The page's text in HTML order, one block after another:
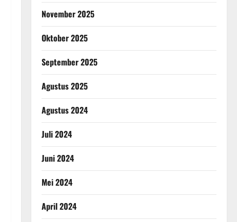
November 2025
Oktober 2025
September 2025
Agustus 2025
Agustus 2024
Juli 2024
Juni 2024
Mei 2024
April 2024